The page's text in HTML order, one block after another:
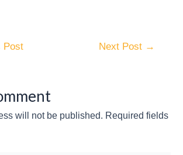
Post Next Post →
will not be published. Required fields